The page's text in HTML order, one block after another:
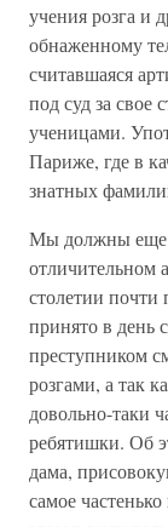
учения розга и
обнаженному
считавшаяся
под суд за свое
ученицами.
Париже, где в
знатных
Мы должны еще
отличительном
столетии
принято в день
преступником
розгами, а так
довольно-таки
ребятишки. Об
дама,
самое